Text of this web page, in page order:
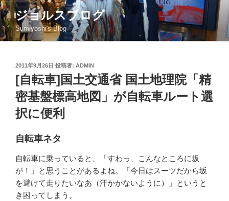
コ
ン
テ
ン
ジョルスブログ
Sumiyoshi's Blog
投
稿
日:
2011年9月26日 投稿者: ADMIN
[自転車]国土交通省 国土地理院「精
密基盤標高地図」が自転車ルート選
択に便利
自転車ネタ
自転車に乗っていると、「すわっ、こんなところに坂
が！」と思うことがあるよね。「今日はスーツだから坂
を避けて走りたいなあ（汗かかないように）」というと
き困ってしまう。